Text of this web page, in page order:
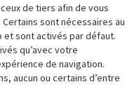
de presse
de tiers afin de vous
sont nécessaires au
sont activés par défaut.
qu’avec votre
de navigation.
aucun ou certains d’entre